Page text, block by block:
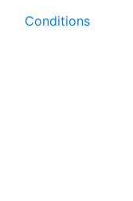
Conditions